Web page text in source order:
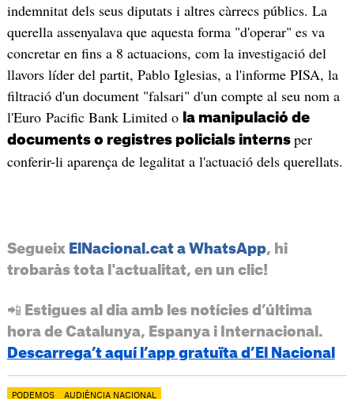
indemnitat dels seus diputats i altres càrrecs públics. La
querella assenyalava que aquesta forma "d'operar" es va
concretar en fins a 8 actuacions, com la investigació del
llavors líder del partit, Pablo Iglesias, a l'informe PISA, la
filtració d'un document "falsari" d'un compte al seu nom a
l'Euro Pacific Bank Limited o la manipulació de
documents o registres policials interns per
conferir-li aparença de legalitat a l'actuació dels querellats.
Segueix ElNacional.cat a WhatsApp, hi
trobaràs tota l'actualitat, en un clic!
📲 Estigues al dia amb les notícies d’última
hora de Catalunya, Espanya i Internacional.
Descarrega’t aquí l’app gratuïta d’El Nacional
PODEMOS AUDIÈNCIA NACIONAL